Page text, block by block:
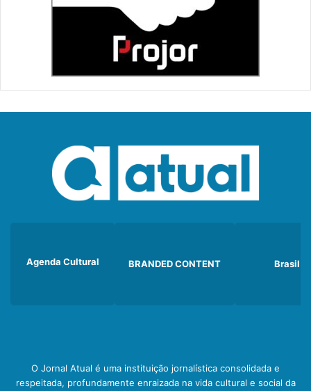
Agenda Cultural BRANDED CONTENT Brasil
O Jornal Atual é uma instituição jornalística consolidada e
respeitada, profundamente enraizada na vida cultural e social da